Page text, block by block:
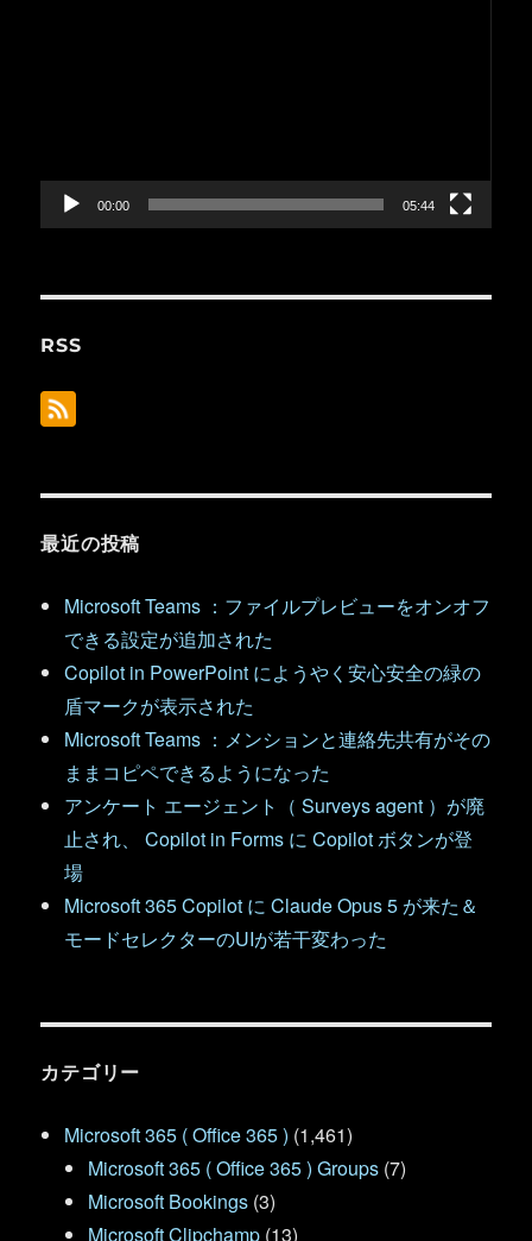
ー
00:00 05:44
RSS
最近の投稿
Microsoft Teams ：ファイルプレビューをオンオフ
できる設定が追加された
Copilot in PowerPoint にようやく安心安全の緑の
盾マークが表示された
Microsoft Teams ：メンションと連絡先共有がその
ままコピペできるようになった
アンケート エージェント（ Surveys agent ）が廃
止され、 Copilot in Forms に Copilot ボタンが登
場
Microsoft 365 Copilot に Claude Opus 5 が来た＆
モードセレクターのUIが若干変わった
カテゴリー
Microsoft 365 ( Office 365 ) (1,461)
Microsoft 365 ( Office 365 ) Groups (7)
Microsoft Bookings (3)
Microsoft Clipchamp (13)